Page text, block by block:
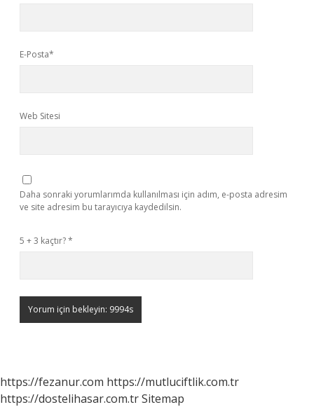
E-Posta*
Web Sitesi
Daha sonraki yorumlarımda kullanılması için adım, e-posta adresim
ve site adresim bu tarayıcıya kaydedilsin.
5 + 3 kaçtır?*
https://fezanur.com https://mutluciftlik.com.tr
https://dostelihasar.com.trSitemap